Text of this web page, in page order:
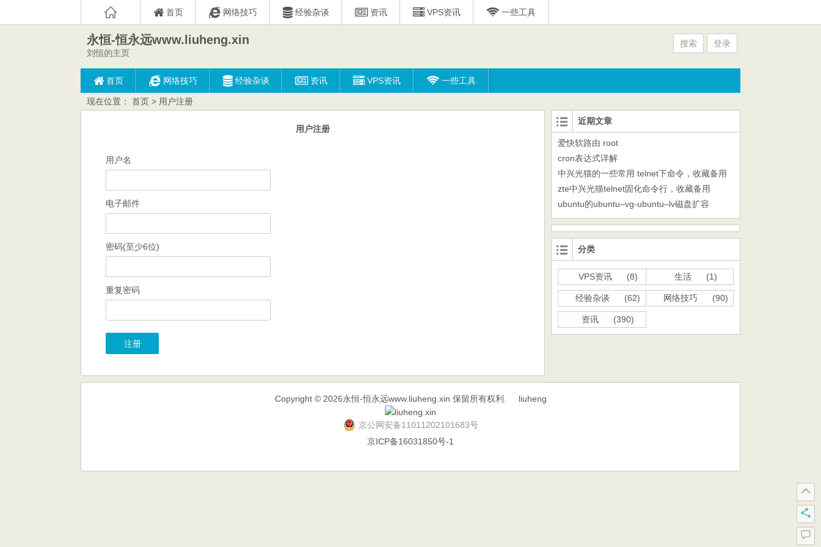
首页 网络技巧 经验杂谈 资讯 VPS资讯 一些工具
永恒-恒永远www.liuheng.xin
刘恒的主页
搜索 登录
首页 网络技巧 经验杂谈 资讯 VPS资讯 一些工具
现在位置： 首页 > 用户注册
用户注册
用户名
电子邮件
密码(至少6位)
重复密码
注册
近期文章
爱快软路由 root
cron表达式详解
中兴光猫的一些常用 telnet下命令，收藏备用
zte中兴光猫telnet固化命令行，收藏备用
ubuntu的ubuntu–vg-ubuntu–lv磁盘扩容
分类
VPS资讯 (8) 生活 (1)
经验杂谈 (62) 网络技巧 (90)
资讯 (390)
Copyright © 2026永恒-恒永远www.liuheng.xin 保留所有权利. liuheng
京公网安备11011202101683号
京ICP备16031850号-1